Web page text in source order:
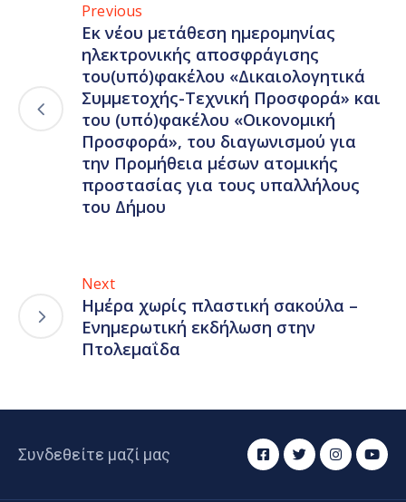
Previous
Εκ νέου μετάθεση ημερομηνίας
ηλεκτρονικής αποσφράγισης
του(υπό)φακέλου «Δικαιολογητικά
Συμμετοχής-Τεχνική Προσφορά» και
του (υπό)φακέλου «Οικονομική
Προσφορά», του διαγωνισμού για
την Προμήθεια μέσων ατομικής
προστασίας για τους υπαλλήλους
του Δήμου
Next
Ημέρα χωρίς πλαστική σακούλα –
Ενημερωτική εκδήλωση στην
Πτολεμαΐδα
Συνδεθείτε μαζί μας